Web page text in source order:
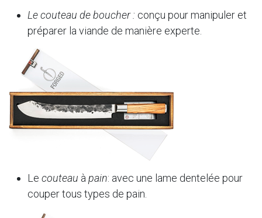
Le couteau de boucher : conçu pour manipuler et
préparer la viande de manière experte.
Le couteau à pain: avec une lame dentelée pour
couper tous types de pain.